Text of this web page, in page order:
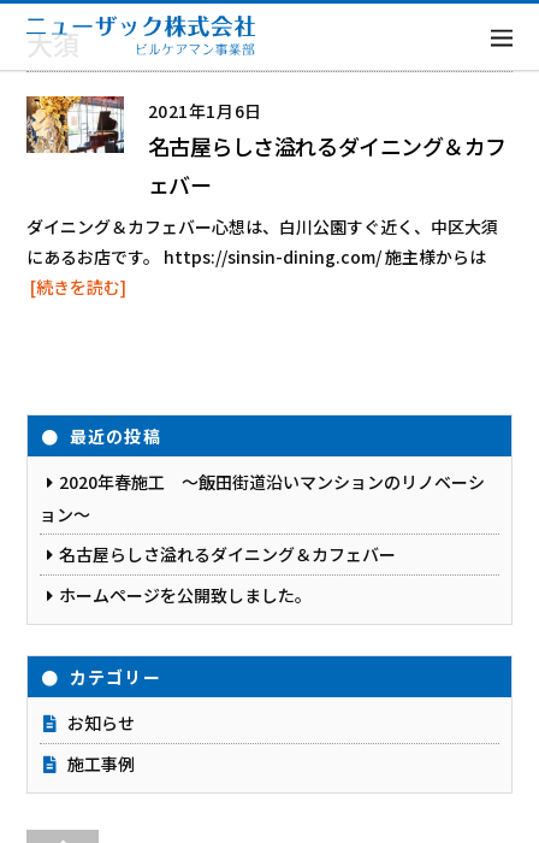
大須
2021年1月6日
名古屋らしさ溢れるダイニング＆カフ
ェバー
ダイニング＆カフェバー心想は、白川公園すぐ近く、中区大須
にあるお店です。 https://sinsin-dining.com/ 施主様からは
[続きを読む]
最近の投稿
2020年春施工 ～飯田街道沿いマンションのリノベーシ
ョン～
名古屋らしさ溢れるダイニング＆カフェバー
ホームページを公開致しました。
カテゴリー
お知らせ
施工事例